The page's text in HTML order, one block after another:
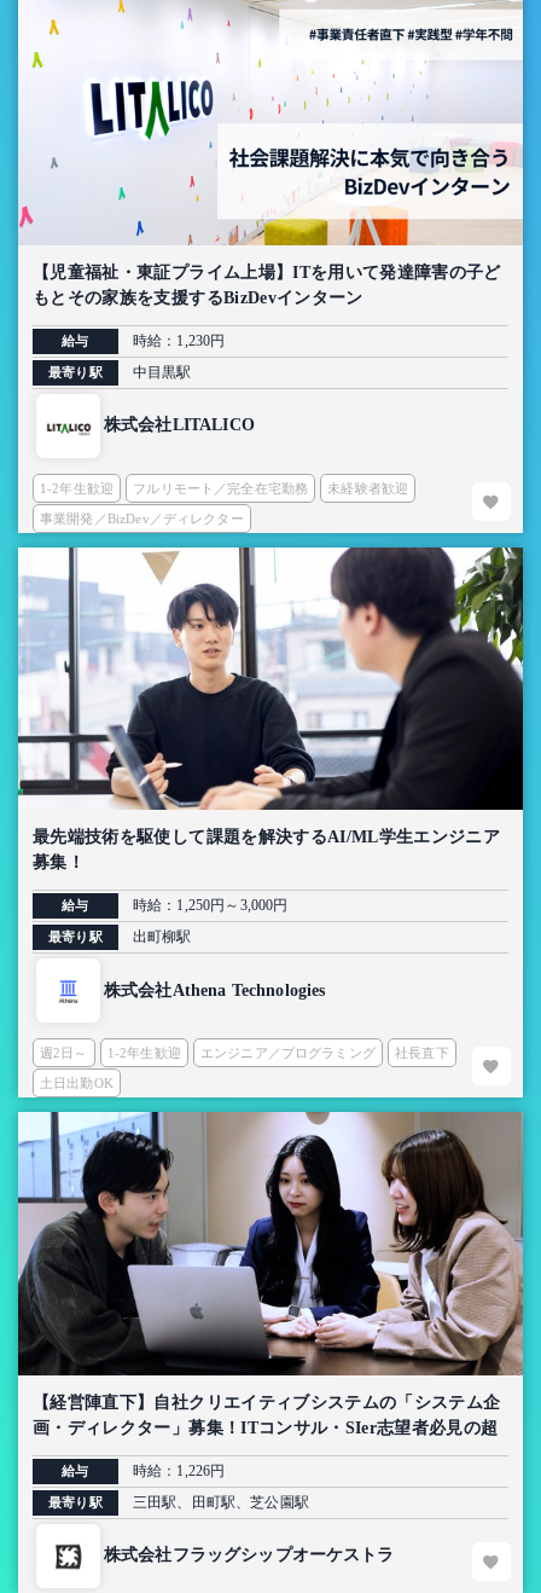
【児童福祉・東証プライム上場】ITを用いて発達障害の子ど
もとその家族を支援するBizDevインターン
給与 時給：1,230円
最寄り駅 中目黒駅
株式会社LITALICO
1-2年生歓迎 フルリモート／完全在宅勤務 未経験者歓迎
事業開発／BizDev／ディレクター
最先端技術を駆使して課題を解決するAI/ML学生エンジニア
募集！
給与 時給：1,250円～3,000円
最寄り駅 出町柳駅
株式会社Athena Technologies
週2日～ 1-2年生歓迎 エンジニア／プログラミング 社長直下
土日出勤OK
【経営陣直下】自社クリエイティブシステムの「システム企
画・ディレクター」募集！ITコンサル・SIer志望者必見の超
上流インターン【AI導入プロジェクト】
給与 時給：1,226円
最寄り駅 三田駅、田町駅、芝公園駅
株式会社フラッグシップオーケストラ